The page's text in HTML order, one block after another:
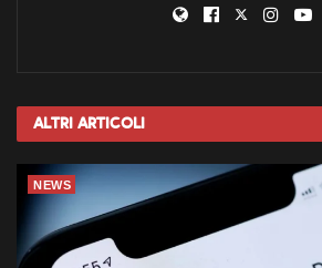
Altri Articoli
NEWS